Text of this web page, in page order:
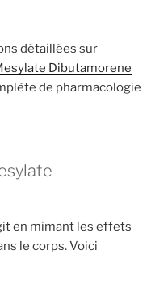
détaillées sur
Dibutamorene
de pharmacologie
en mimant les effets
le corps. Voici